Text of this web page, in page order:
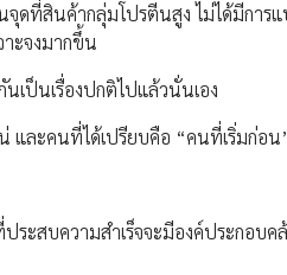
ดที่สินค้ากลุ่มโปรตีนสูง ไม่ได้มีการ
ะจงมากขึ้น
เป็นเรื่องปกติไปแล้วนั่นเอง
และคนที่ได้เปรียบคือ “คนที่เริ่มก่อน
ะสบความสำเร็จจะมีองค์ประกอบค